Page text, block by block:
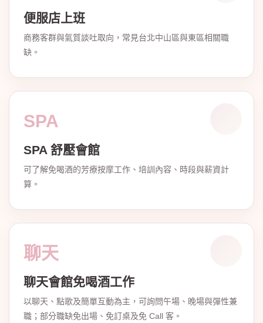
便服店上班
商務客群與氣質談吐取向，常見台北中山區與東區相關職
缺。
SPA
SPA 舒壓會館
可了解免喝酒的芳療按摩工作、培訓內容、時段與薪資計
算。
聊天
聊天會館免喝酒工作
以聊天、點歌及簡單互動為主，可詢問午場、晚場與彈性兼
職；部分職缺免出場、免訂桌及免 Call 客。